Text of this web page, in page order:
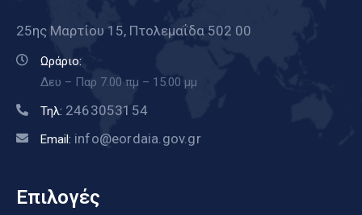
25ης Μαρτίου 15, Πτολεμαΐδα 502 00
Ωράριο:
Δευ – Παρ 7.00 πμ – 15.00 μμ
Τηλ: 2463053154
Email: info@eordaia.gov.gr
Επιλογές